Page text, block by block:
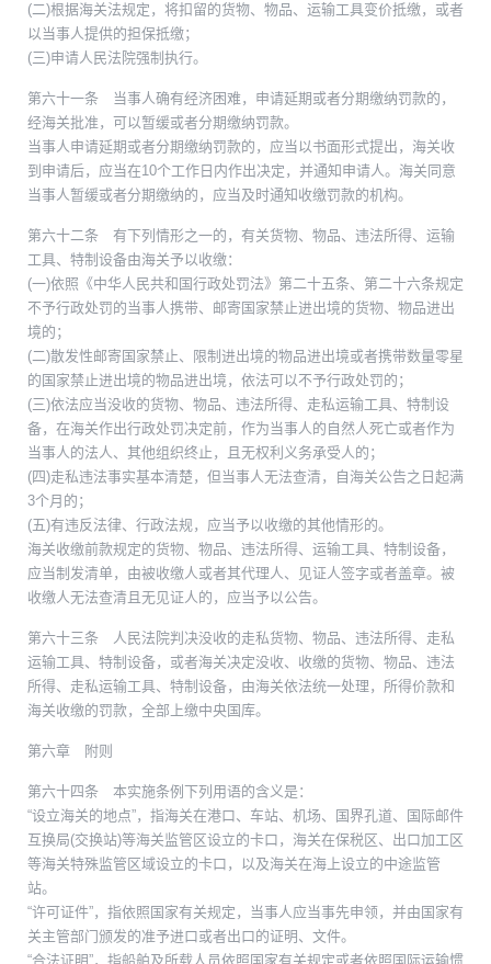
(二)根据海关法规定，将扣留的货物、物品、运输工具变价抵缴，或者
以当事人提供的担保抵缴；
(三)申请人民法院强制执行。
第六十一条 当事人确有经济困难，申请延期或者分期缴纳罚款的，
经海关批准，可以暂缓或者分期缴纳罚款。
当事人申请延期或者分期缴纳罚款的，应当以书面形式提出，海关收
到申请后，应当在10个工作日内作出决定，并通知申请人。海关同意
当事人暂缓或者分期缴纳的，应当及时通知收缴罚款的机构。
第六十二条 有下列情形之一的，有关货物、物品、违法所得、运输
工具、特制设备由海关予以收缴：
(一)依照《中华人民共和国行政处罚法》第二十五条、第二十六条规定
不予行政处罚的当事人携带、邮寄国家禁止进出境的货物、物品进出
境的；
(二)散发性邮寄国家禁止、限制进出境的物品进出境或者携带数量零星
的国家禁止进出境的物品进出境，依法可以不予行政处罚的；
(三)依法应当没收的货物、物品、违法所得、走私运输工具、特制设
备，在海关作出行政处罚决定前，作为当事人的自然人死亡或者作为
当事人的法人、其他组织终止，且无权利义务承受人的；
(四)走私违法事实基本清楚，但当事人无法查清，自海关公告之日起满
3个月的；
(五)有违反法律、行政法规，应当予以收缴的其他情形的。
海关收缴前款规定的货物、物品、违法所得、运输工具、特制设备，
应当制发清单，由被收缴人或者其代理人、见证人签字或者盖章。被
收缴人无法查清且无见证人的，应当予以公告。
第六十三条 人民法院判决没收的走私货物、物品、违法所得、走私
运输工具、特制设备，或者海关决定没收、收缴的货物、物品、违法
所得、走私运输工具、特制设备，由海关依法统一处理，所得价款和
海关收缴的罚款，全部上缴中央国库。
第六章 附则
第六十四条 本实施条例下列用语的含义是：
“设立海关的地点”，指海关在港口、车站、机场、国界孔道、国际邮件
互换局(交换站)等海关监管区设立的卡口，海关在保税区、出口加工区
等海关特殊监管区域设立的卡口，以及海关在海上设立的中途监管
站。
“许可证件”，指依照国家有关规定，当事人应当事先申领，并由国家有
关主管部门颁发的准予进口或者出口的证明、文件。
“合法证明”，指船舶及所载人员依照国家有关规定或者依照国际运输惯